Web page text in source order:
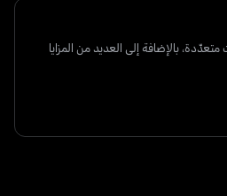
بالإضافة إلى العديد من المزايا